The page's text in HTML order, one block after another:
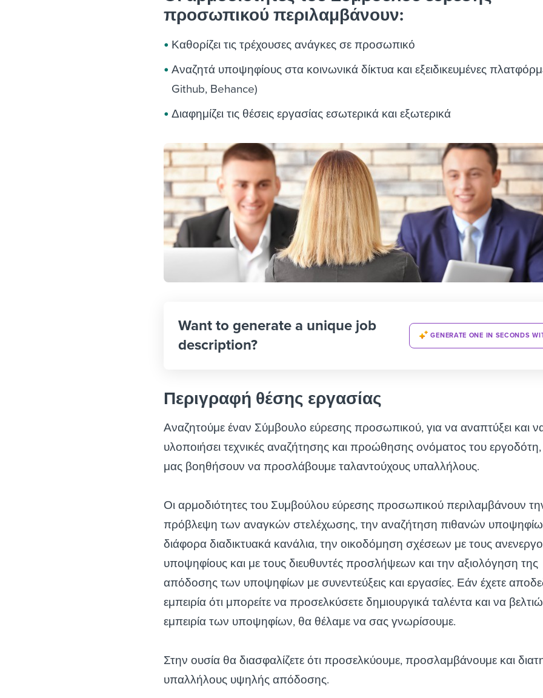
προσωπικού περιλαμβάνουν:
Καθορίζει τις τρέχουσες ανάγκες σε προσωπικό
Αναζητά υποψηφίους στα κοινωνικά δίκτυα και εξειδικευμένες
Github, Behance)
Διαφημίζει τις θέσεις εργασίας εσωτερικά και εξωτερικά
Want to generate a unique job
description?
GENERATE ONE IN SECONDS
Περιγραφή θέσης εργασίας
Αναζητούμε έναν Σύμβουλο εύρεσης προσωπικού, για να αναπτύξει και
υλοποιήσει τεχνικές αναζήτησης και προώθησης ονόματος του
μας βοηθήσουν να προσλάβουμε ταλαντούχους υπαλλήλους.
Οι αρμοδιότητες του Συμβούλου εύρεσης προσωπικού περιλαμβάνουν
πρόβλεψη των αναγκών στελέχωσης, την αναζήτηση πιθανών
διάφορα διαδικτυακά κανάλια, την οικοδόμηση σχέσεων με τους
υποψηφίους και με τους διευθυντές προσλήψεων και την αξιολόγηση της
απόδοσης των υποψηφίων με συνεντεύξεις και εργασίες. Εάν έχετε
εμπειρία ότι μπορείτε να προσελκύσετε δημιουργικά ταλέντα και να
εμπειρία των υποψηφίων, θα θέλαμε να σας γνωρίσουμε.
Στην ουσία θα διασφαλίζετε ότι προσελκύουμε, προσλαμβάνουμε και
υπαλλήλους υψηλής απόδοσης.